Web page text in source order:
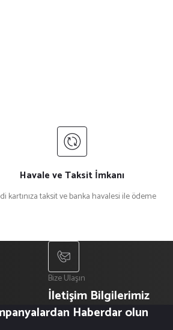
Havale ve Taksit İmkanı
kartınıza taksit ve banka havalesi ile ödeme
Bize Ulaşın
İletişim Bilgilerimiz
Haberdar olun